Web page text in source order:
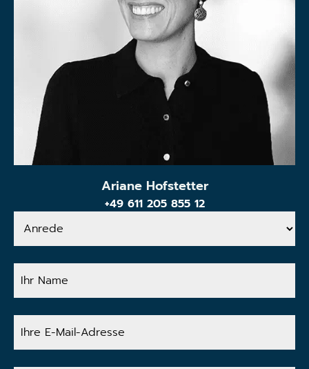
Ariane Hofstetter
+49 611 205 855 12
Anrede
Ihr
Name
Ihre
E-
Adresse